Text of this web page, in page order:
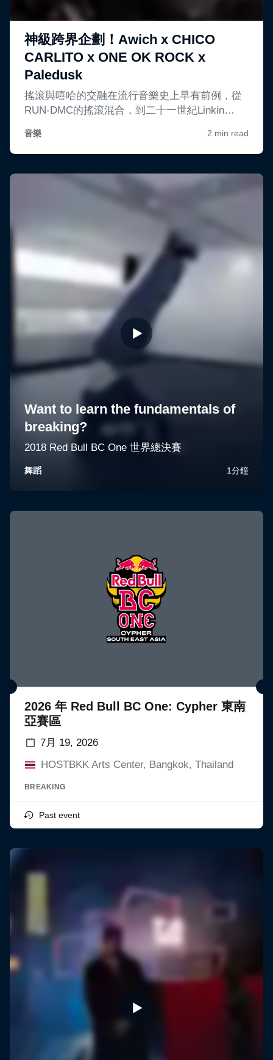
2026 年 Red Bull BC One: Cypher 東南
亞賽區
7月 19, 2026
HOSTBKK Arts Center, Bangkok, Thailand
BREAKING
Past event